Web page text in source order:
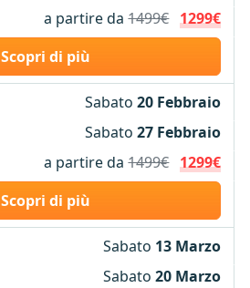
a partire da1499€ 1299€
Scopri di più
Sabato20 Febbraio
Sabato27 Febbraio
a partire da1499€ 1299€
Scopri di più
Sabato 13 Marzo
Sabato20 Marzo